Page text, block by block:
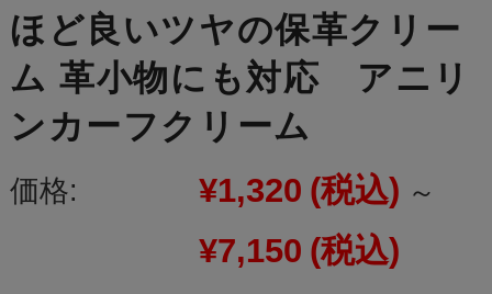
ほど良いツヤの保革クリー
ム 革小物にも対応 アニリ
ンカーフクリーム
価格: ¥1,320 (税込) ～
¥7,150 (税込)